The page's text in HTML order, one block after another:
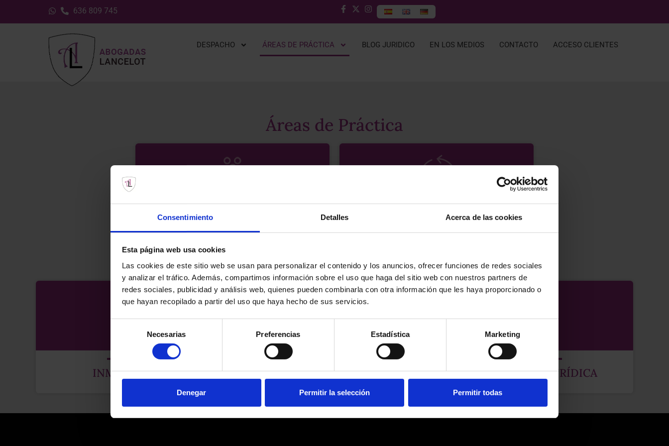
Consentimiento Detalles Acerca de las cookies
Esta página web usa cookies
Las cookies de este sitio web se usan para personalizar el contenido y los anuncios, ofrecer funciones de redes sociales
y analizar el tráfico. Además, compartimos información sobre el uso que haga del sitio web con nuestros partners de
redes sociales, publicidad y análisis web, quienes pueden combinarla con otra información que les haya proporcionado o
que hayan recopilado a partir del uso que haya hecho de sus servicios.
consentimiento
Necesarias Preferencias Estadística Marketing
Denegar Permitir la selección Permitir todas
636 809 745
DESPACHO ÁREAS DE PRÁCTICA BLOG JURIDICO EN LOS MEDIOS CONTACTO ACCESO CLIENTES
Áreas de Práctica
FAMILIA HERENCIAS
INMOBILIARIO NEGLIGENCIAS MÉDICAS FORMACIÓN JURÍDICA